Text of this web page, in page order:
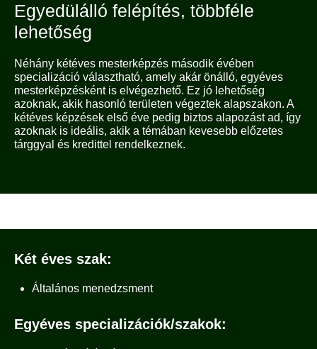
Egyedülálló felépítés, többféle
lehetőség
Néhány kétéves mesterképzés második évében
specializáció választható, amely akár önálló, egyéves
mesterképzésként is elvégezhető. Ez jó lehetőség
azoknak, akik hasonló területen végeztek alapszakon. A
kétéves képzések első éve pedig biztos alapozást ad, így
azoknak is ideális, akik a témában kevesebb előzetes
tárggyal és kredittel rendelkeznek.
Két éves szak:
Általános menedzsment
Egyéves specializációk/szakok: